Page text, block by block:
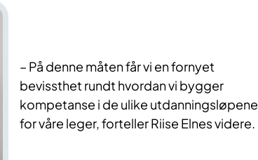
– På denne måten får vi en fornyet
bevissthet rundt hvordan vi bygger
kompetanse i de ulike utdanningsløpene
for våre leger, forteller Riise Elnes videre.